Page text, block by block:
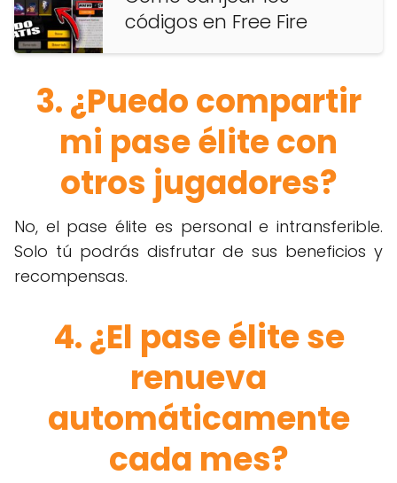
códigos en Free Fire
3. ¿Puedo compartir
mi pase élite con
otros jugadores?
No, el pase élite es personal e intransferible.
Solo tú podrás disfrutar de sus beneficios y
recompensas.
4. ¿El pase élite se
renueva
automáticamente
cada mes?